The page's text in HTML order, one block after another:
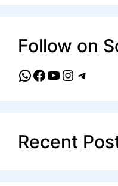
Follow on
WhatsApp
Facebook
YouTube
Recent